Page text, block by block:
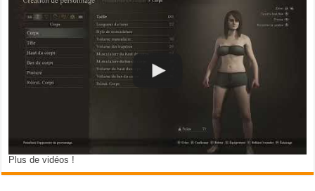
Plus de vidéos !